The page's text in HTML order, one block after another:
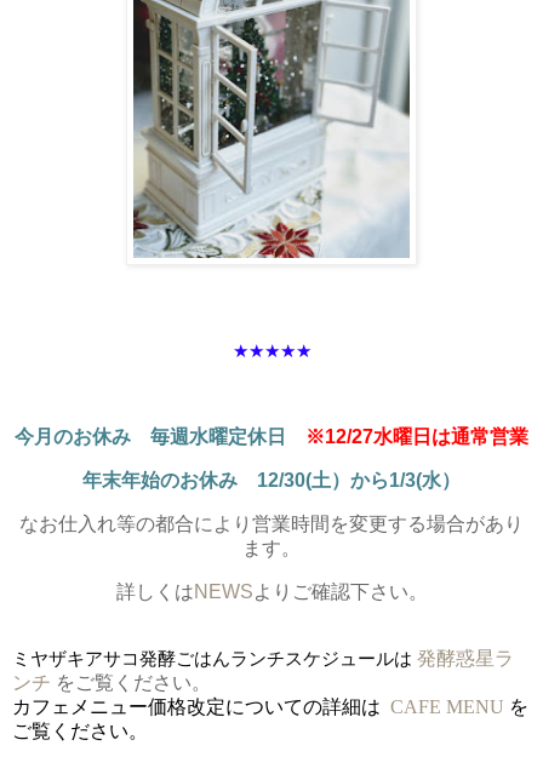
★★★★★
今月のお休み 毎週水曜定休日 ※12/27水曜日は通常営業
年末年始のお休み 12/30(土）から1/3(水）
なお仕入れ等の都合により営業時間を変更する場合があり
ます。
詳しくはNEWSよりご確認下さい。
ミヤザキアサコ発酵ごはんランチスケジュールは 発酵惑星ラ
ンチ をご覧ください。
カフェメニュー価格改定についての詳細は CAFE MENU を
ご覧ください。